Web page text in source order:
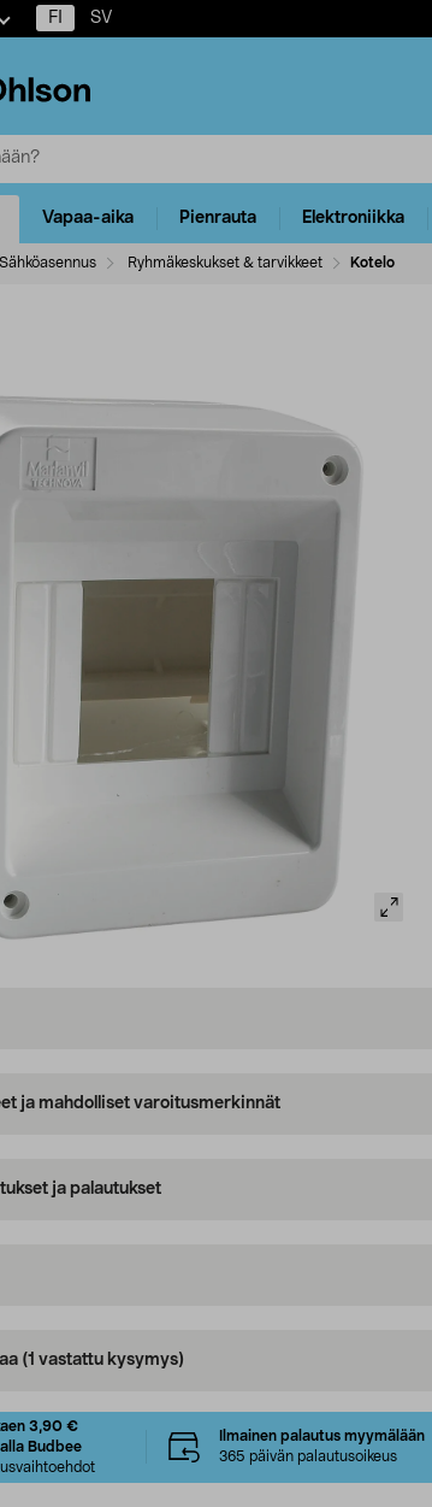
FI SV
Vapaa-aika Pienrauta Elektroniikka
Sähköasennus Ryhmäkeskukset & tarvikkeet Kotelo
ja mahdolliset varoitusmerkinnät
ja palautukset
(1 vastattu kysymys)
3,90 €
Budbee
Ilmainen palautus myymälään
365 päivän palautusoikeus